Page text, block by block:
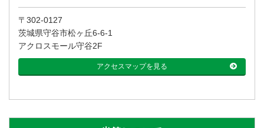
〒302-0127
茨城県守谷市松ヶ丘6-6-1
アクロスモール守谷2F
アクセスマップを見る